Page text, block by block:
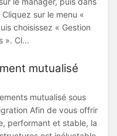
sur le menu «
choisissez « Gestion
». Cl...
mutualisé
mutualisé sous
Afin de vous offrir
performant et stable, la